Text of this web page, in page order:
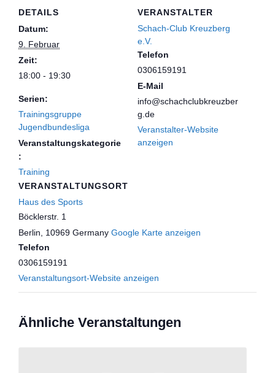
DETAILS
Datum:
9. Februar
Zeit:
18:00 - 19:30
Serien:
Trainingsgruppe
Jugendbundesliga
Veranstaltungskategorie
:
Training
VERANSTALTUNGSORT
Haus des Sports
Böcklerstr. 1
Berlin, 10969 Germany Google Karte anzeigen
Telefon
0306159191
Veranstaltungsort-Website anzeigen
VERANSTALTER
Schach-Club Kreuzberg
e.V.
Telefon
0306159191
E-Mail
info@schachclubkreuzber
g.de
Veranstalter-Website
anzeigen
Ähnliche Veranstaltungen